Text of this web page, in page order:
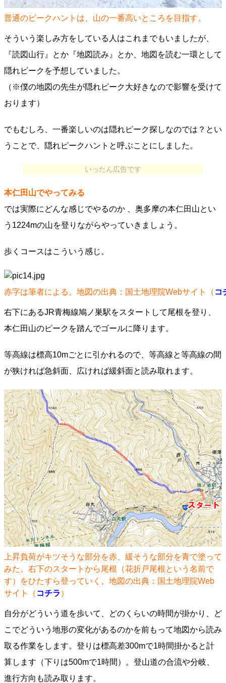
普通のピークハントは、山の一番高いところを目指す。
そういう楽しみ方をしている人はこれまでもいましたが、
『読図山行』とか『地図読み』とか、地図を読む一環として
隠れピークを予想していました。
（※僕の地図の先生が隠れピーク大好きなので影響を受けて
おります）
でもむしろ、一番楽しいのは隠れピーク探しなのでは？とい
うことで、隠れピークハントと呼ぶことにしました。
いったん広告です
本仁田山でやってみる
では実際にどんな感じでやるのか 、奥多摩の本仁田山とい
う1224mの山を登りながらやっていきましょう。
歩くコースはこういう感じ。
赤字は筆者による。地図の出典：国土地理院Webサイト（ コ
右下にあるJR青梅線鳩ノ巣駅をスタートして尾根を登り、
本仁田山のピークを踏んでゴールに降ります。
等高線は標高10mごとに引かれるので、等高線と等高線の間
が狭ければ急斜面、広ければ緩斜面と読み取れます。
上昇負荷がキツそうな部分を赤、緩そうな部分を青で塗って
みた。右下のスタートから尾根（花折戸尾根という名前で
す）をひたすら登っていく。地図の出典：国土地理院Web
サイト（ コチラ ）
自分がどういう道を歩いて、どのくらいの時間が掛かり、ど
こでどういう地形の変化があるのかを前もって地図から読み
取る作業をします。登りは標高差300mで1時間掛かると計
算します（下りは500mで1時間）。登山道の合流や分岐、
進行方向も読み取ります。